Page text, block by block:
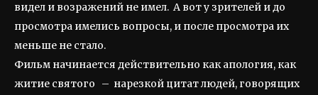
видел и возражений не имел. А вот у зрителей и до
просмотра имелись вопросы, и после просмотра их
меньше не стало.
Фильм начинается действительно как апология, как
житие святого – нарезкой цитат людей, говорящих